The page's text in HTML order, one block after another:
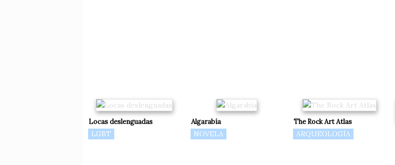
Locas deslenguadas
LGBT
Algarabía
NOVELA
The Rock Art Atlas
ARQUEOLOGÍA